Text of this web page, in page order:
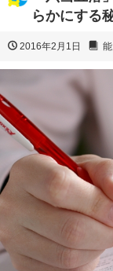
らかにする
2016年2月1日